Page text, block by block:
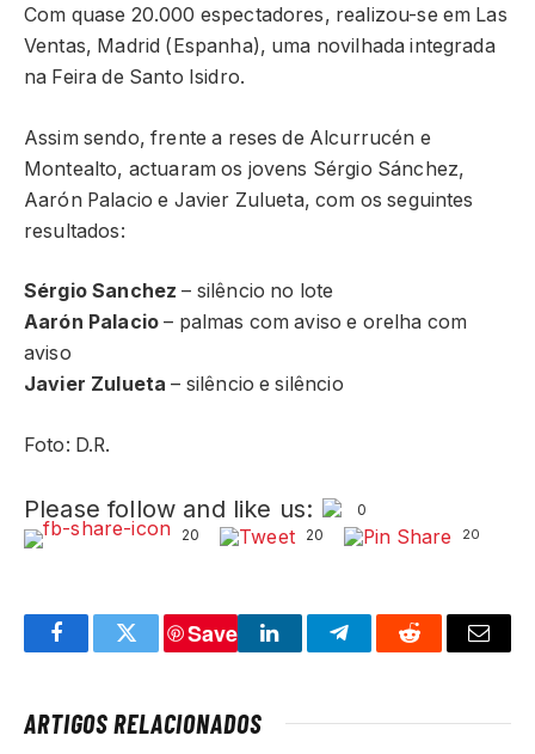
Com quase 20.000 espectadores, realizou-se em Las
Ventas, Madrid (Espanha), uma novilhada integrada
na Feira de Santo Isidro.
Assim sendo, frente a reses de Alcurrucén e
Montealto, actuaram os jovens Sérgio Sánchez,
Aarón Palacio e Javier Zulueta, com os seguintes
resultados:
Sérgio Sanchez – silêncio no lote
Aarón Palacio – palmas com aviso e orelha com
aviso
Javier Zulueta – silêncio e silêncio
Foto: D.R.
Please follow and like us:
0
20
20 20
FacebookTwitter
Save
LinkedInTelegramReddit Email
ARTIGOS RELACIONADOS